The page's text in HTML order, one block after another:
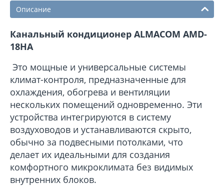
Описание
Канальный кондиционер ALMACOM AMD-
18HA
Это мощные и универсальные системы
климат-контроля, предназначенные для
охлаждения, обогрева и вентиляции
нескольких помещений одновременно. Эти
устройства интегрируются в систему
воздуховодов и устанавливаются скрыто,
обычно за подвесными потолками, что
делает их идеальными для создания
комфортного микроклимата без видимых
внутренних блоков.